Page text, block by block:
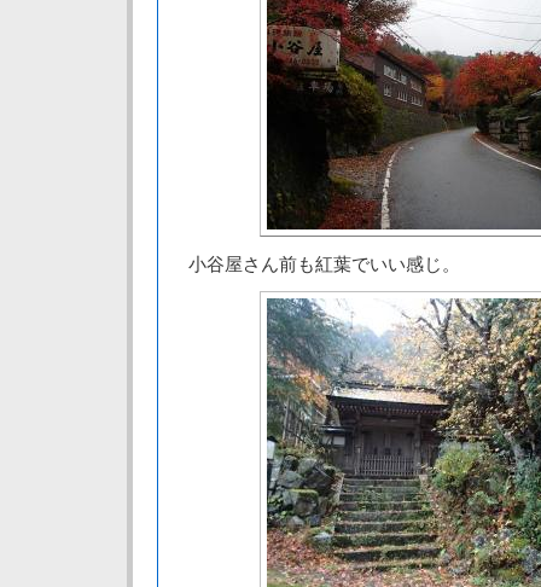
小谷屋さん前も紅葉でいい感じ。